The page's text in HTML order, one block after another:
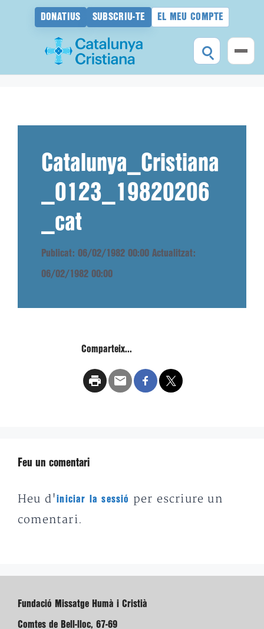
DONATIUS SUBSCRIU-TE EL MEU COMPTE
Catalunya_Cristiana
_0123_19820206
_cat
Publicat: 06/02/1982 00:00 Actualitzat:
06/02/1982 00:00
Comparteix...
Feu un comentari
Heu d'iniciar la sessió
per escriure un
comentari.
Fundació Missatge Humà i Cristià
Comtes de Bell-lloc, 67-69